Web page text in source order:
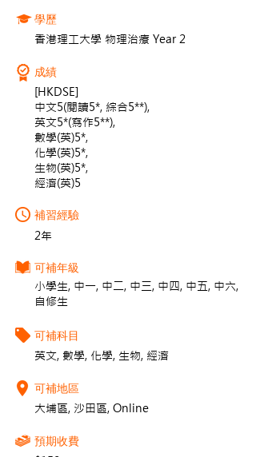
學歷
香港理工大學 物理治療 Year 2
成績
[HKDSE]
中文5(閱讀5*, 綜合5**),
英文5*(寫作5**),
數學(英)5*,
化學(英)5*,
生物(英)5*,
經濟(英)5
補習經驗
2年
可補年級
小學生, 中一, 中二, 中三, 中四, 中五, 中六,
自修生
可補科目
英文, 數學, 化學, 生物, 經濟
可補地區
大埔區, 沙田區, Online
預期收費